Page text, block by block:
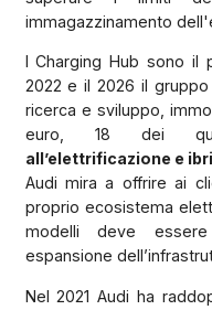
immagazzinamento
I Charging Hub sono il
2022 e il 2026 il
ricerca e sviluppo,
euro, 18 dei
all’elettrificazione e
Audi mira a offrire ai
proprio ecosistema
modelli deve essere
espansione
Nel 2021 Audi ha